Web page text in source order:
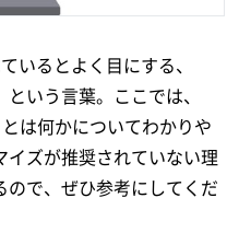
いるとよく目にする、
いう言葉。ここでは、
は何かについてわかりや
ズが推奨されていない理
で、ぜひ参考にしてくだ